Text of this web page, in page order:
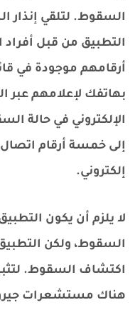
السقوط. لتلقي إنذار
التطبيق من قبل أفراد
أرقامهم موجودة في
بهاتفك لإعلامهم عبر
الإلكتروني في حالة
إلى خمسة أرقام اتصال
إلكتروني.
لا يلزم أن يكون
السقوط، ولكن
اكتشاف السقوط.